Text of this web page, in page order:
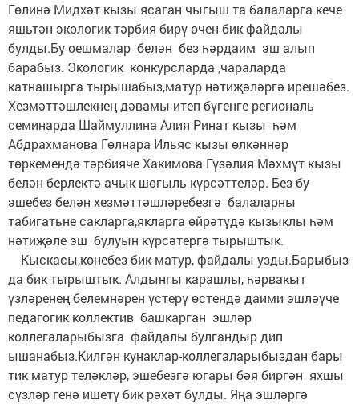
Гөлинә Мидхәт кызы ясаган чыгыш та балаларга кече
яшьтән экологик тәрбия бирү өчен бик файдалы
булды.Бу оешмалар белән без һәрдаим эш алып
барабыз. Экологик конкурсларда ,чараларда
катнашырга тырышабыз,матур нәтиҗәләргә ирешәбез.
Хезмәттәшлекнең дәвамы итеп бүгенге региональ
семинарда Шаймуллина Алия Ринат кызы һәм
Абдрахманова Гөлнара Ильяс кызы өлкәннәр
төркемендә тәрбияче Хакимова Гүзәлия Мәхмүт кызы
белән берлектә ачык шөгыль күрсәттеләр. Без бу
эшебез белән хезмәттәшләребезгә балаларны
табигатьне сакларга,якларга өйрәтүдә кызыклы һәм
нәтиҗәле эш булуын күрсәтергә тырыштык.
Кыскасы,көнебез бик матур, файдалы узды.Барыбыз
да бик тырыштык. Алдынгы карашлы, һәрвакыт
үзләренең белемнәрен үстерү өстендә даими эшләүче
педагогик коллектив башкарган эшләр
коллегаларыбызга файдалы булгандыр дип
ышанабыз.Килгән кунаклар-коллегаларыбыздан бары
тик матур теләкләр, эшебезгә югары бәя биргән яхшы
сүзләр генә ишетү бик рәхәт булды. Яңа эшләргә